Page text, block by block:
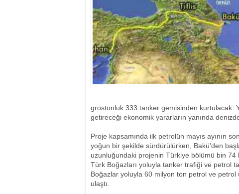
grostonluk 333 tanker gemisinden kurtulacak.
getireceği ekonomik yararların yanında
Proje kapsamında ilk petrolün mayıs ayının
yoğun bir şekilde sürdürülürken, Bakü'den
uzunluğundaki projenin Türkiye bölümü bin 74
Türk Boğazları yoluyla tanker trafiği ve petrol
Boğazlar yoluyla 60 milyon ton petrol ve
ulaştı.